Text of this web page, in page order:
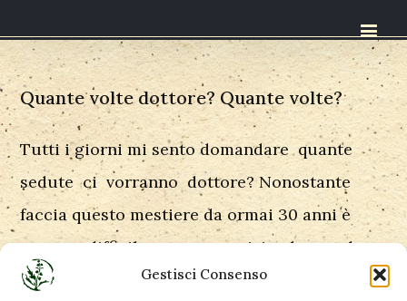
Gestisci Consenso
Quante volte dottore? Quante volte?
Tutti i giorni mi sento domandare quante
sedute ci vorranno dottore? Nonostante
faccia questo mestiere da ormai 30 anni è
sempre difficile essere precisi nel prevedere
il numero di sedute necessarie per